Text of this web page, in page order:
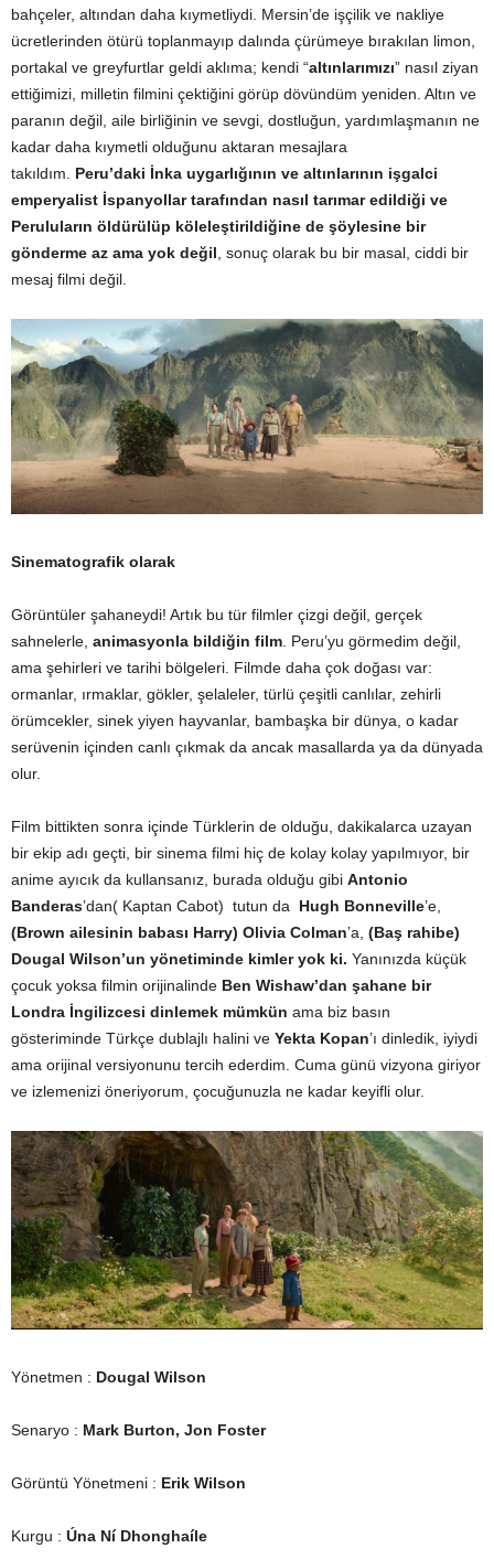
bahçeler, altından daha kıymetliydi. Mersin’de işçilik ve nakliye
ücretlerinden ötürü toplanmayıp dalında çürümeye bırakılan limon,
portakal ve greyfurtlar geldi aklıma; kendi “altınlarımızı” nasıl ziyan
ettiğimizi, milletin filmini çektiğini görüp dövündüm yeniden. Altın ve
paranın değil, aile birliğinin ve sevgi, dostluğun, yardımlaşmanın ne
kadar daha kıymetli olduğunu aktaran mesajlara
takıldım. Peru’daki İnka uygarlığının ve altınlarının işgalci
emperyalist İspanyollar tarafından nasıl tarımar edildiği ve
Peruluların öldürülüp köleleştirildiğine de şöylesine bir
gönderme az ama yok değil , sonuç olarak bu bir masal, ciddi bir
mesaj filmi değil.
Sinematografik olarak
Görüntüler şahaneydi! Artık bu tür filmler çizgi değil, gerçek
sahnelerle, animasyonla bildiğin film . Peru’yu görmedim değil,
ama şehirleri ve tarihi bölgeleri. Filmde daha çok doğası var:
ormanlar, ırmaklar, gökler, şelaleler, türlü çeşitli canlılar, zehirli
örümcekler, sinek yiyen hayvanlar, bambaşka bir dünya, o kadar
serüvenin içinden canlı çıkmak da ancak masallarda ya da dünyada
olur.
Film bittikten sonra içinde Türklerin de olduğu, dakikalarca uzayan
bir ekip adı geçti, bir sinema filmi hiç de kolay kolay yapılmıyor, bir
anime ayıcık da kullansanız, burada olduğu gibi Antonio
Banderas’dan( Kaptan Cabot) tutun da Hugh Bonneville’e,
(Brown ailesinin babası Harry) Olivia Colman’a, (Baş rahibe)
Dougal Wilson’un yönetiminde kimler yok ki. Yanınızda küçük
çocuk yoksa filmin orijinalinde Ben Wishaw’dan şahane bir
Londra İngilizcesi dinlemek mümkün ama biz basın
gösteriminde Türkçe dublajlı halini ve Yekta Kopan’ı dinledik, iyiydi
ama orijinal versiyonunu tercih ederdim. Cuma günü vizyona giriyor
ve izlemenizi öneriyorum, çocuğunuzla ne kadar keyifli olur.
Yönetmen : Dougal Wilson
Senaryo : Mark Burton, Jon Foster
Görüntü Yönetmeni : Erik Wilson
Kurgu : Úna Ní Dhonghaíle